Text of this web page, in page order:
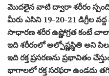
మొదలైన వాటి ద్వారా శరీరం
మీరు ఎసిని 19-20-21 డిగ్రీల వద్ద
సాధారణ శరీర ఉష్ణోగ్రత కంటే
ఇది శరీరంలో అల్పోష్ణస్థితి అని
ఇది రక్త ప్రసరణను ప్రభావితం
భాగాలలో రక్త సరఫరా ఉండదు